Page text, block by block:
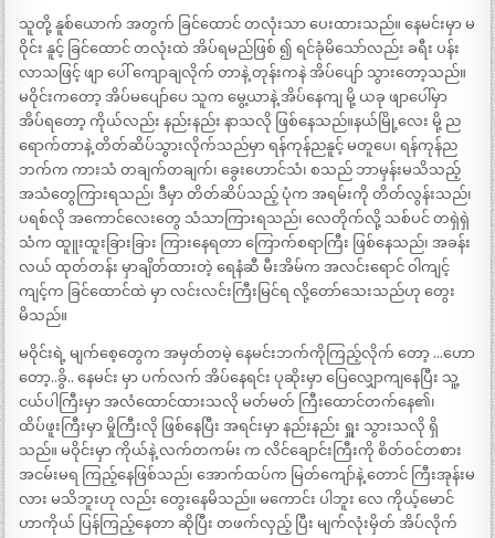
သူတို့ နူစ်ယောက် အတွက် ခြင်ထောင် တလုံးသာ ပေးထားသည်။ နေမင်းမှာ မ
ဝိုင်း နူင့် ခြင်ထောင် တလုံးထဲ အိပ်ရမည်ဖြစ် ၍ ရင်ခုံမိသော်လည်း ခရီး ပန်း
လာသဖြင့် ဖျာ ပေါ် ကျောချလိုက် တာနဲ့ တုန်းကနဲ အိပ်ပျော် သွားတော့သည်။
မဝိုင်းကတော့ အိပ်မပျော်ပေ သူက မွေ့ယာနဲ့ အိပ်နေကျ မို့ ယခု ဖျာပေါ်မှာ
အိပ်ရတော့ ကိုယ်လည်း နည်းနည်း နာသလို ဖြစ်နေသည်။နယ်မြို့လေး မို့ ည
ရောက်တာနဲ့ တိတ်ဆိပ်သွားလိုက်သည်မှာ ရန်ကုန်ညနူင့် မတူပေ၊ ရန်ကုန်ည
ဘက်က ကားသံ တချက်တချက်၊ ခွေးဟောင်သံ၊ စသည် ဘာမှန်းမသိသည့်
အသံတွေကြားရသည်၊ ဒီမှာ တိတ်ဆိပ်သည့် ပုံက အရမ်းကို တိတ်လွန်းသည်၊
ပရစ်လို အကောင်လေးတွေ သံသာကြားရသည်၊ လေတိုက်လို့ သစ်ပင် တရှဲရှဲ
သံက ထူူးထူးခြားခြား ကြားနေရတာ ကြောက်စရာကြီး ဖြစ်နေသည်၊ အခန်း
လယ် ထုတ်တန်း မှာချိတ်ထားတဲ့ ရေနံဆီ မီးအိမ်က အလင်းရောင် ဝါကျင့်
ကျင့်က ခြင်ထောင်ထဲ မှာ လင်းလင်းကြီးမြင်ရ လို့တော်သေးသည်ဟု တွေး
မိသည်။
မဝိုင်းရဲ့ မျက်စေ့တွေက အမှတ်တမဲ့ နေမင်းဘက်ကိုကြည့်လိုက် တော့ …ဟော
တော့..ခွိ.. နေမင်း မှာ ပက်လက် အိပ်နေရင်း ပုဆိုးမှာ ပြေလျှောကျနေပြီး သူ့
ငယ်ပါကြီးမှာ အလံထောင်ထားသလို မတ်မတ် ကြီးထောင်တက်နေ၏၊
ထိပ်ဖူးကြီးမှာ မှိုကြီးလို ဖြစ်နေပြီး အရင်းမှာ နည်းနည်း ရှူး သွားသလို ရှိ
သည်။ မဝိုင်းမှာ ကိုယ်နဲ့ လက်တကမ်း က လိင်ချောင်းကြီးကို စိတ်ဝင်တစား
အငမ်းမရ ကြည့်နေဖြစ်သည်၊ အောက်ထပ်က မြတ်ကျော်နဲ့ တောင် ကြီးအုန်းမ
လား မသိဘူးဟု လည်း တွေးနေမိသည်။ မကောင်း ပါဘူး လေ ကိုယ့်မောင်
ဟာကိုယ် ပြန်ကြည့်နေတာ ဆိုပြီး တဖက်လှည့် ပြီး မျက်လုံးမှိတ် အိပ်လိုက်